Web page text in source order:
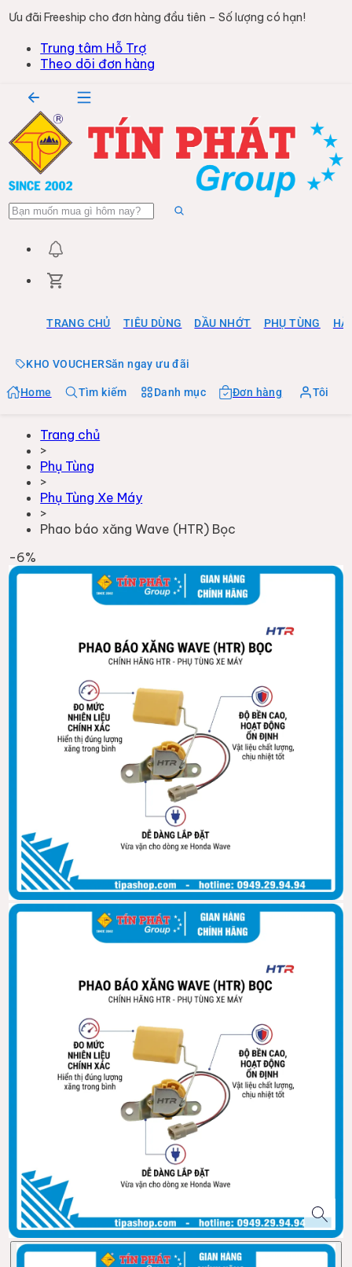
Ưu đãi Freeship cho đơn hàng đầu tiên – Số lượng có hạn!
Trung tâm Hỗ Trợ
Theo dõi đơn hàng
TRANG CHỦ TIÊU DÙNG DẦU NHỚT PHỤ TÙNG
KHO VOUCHERSăn ngay ưu đãi
Home Tìm kiếm Danh mục Đơn hàng Tôi
Trang chủ
>
Phụ Tùng
>
Phụ Tùng Xe Máy
>
Phao báo xăng Wave (HTR) Bọc
-6%